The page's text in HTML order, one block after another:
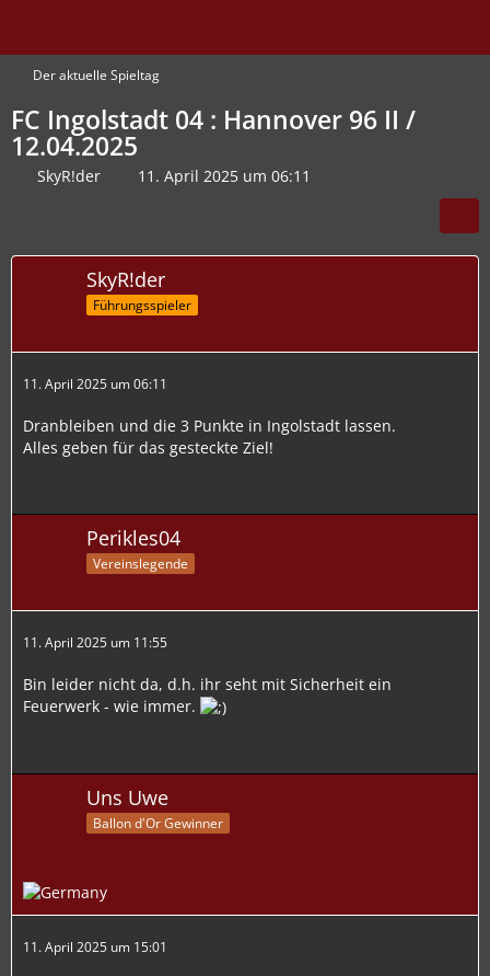
Der aktuelle Spieltag
FC Ingolstadt 04 : Hannover 96 II /
12.04.2025
SkyR!der 11. April 2025 um 06:11
SkyR!der
Führungsspieler
11. April 2025 um 06:11
Dranbleiben und die 3 Punkte in Ingolstadt lassen.
Alles geben für das gesteckte Ziel!
Perikles04
Vereinslegende
11. April 2025 um 11:55
Bin leider nicht da, d.h. ihr seht mit Sicherheit ein
Feuerwerk - wie immer.
Uns Uwe
Ballon d'Or Gewinner
11. April 2025 um 15:01